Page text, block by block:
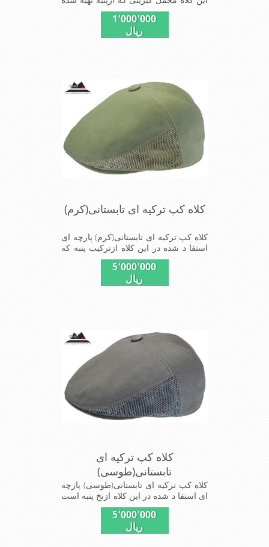
بسیار سبک و خوش فرم که بر روی سر به
طور کامل می نشیند1٬000٬000
ریال
کلاه کپ ترکیه ای تابستانی(کرم)
کلاه کپ ترکیه ای تابستانی(کرم) پارچه ای
استفا د شده در این کلاه ازترکیب پنبه که
پود پارچه است ونخ پلی سترکه تاراین
مدل ازپارچه راتشکیل میدهد شیک و
مناسب افراد خوش پوش جنس عالی
5٬000٬000
ریال
کلاه کپ ترکیه ای
تابستانی(طوسی)
کلاه کپ ترکیه ای تابستانی(طوسی) پازچه
ای استفا د شده در این کلاه ازنخ پنبه است
شیک و مناسب افراد خوش پوش جنس
عالی ,دوخت مناسب , سبکی, خوش فرمی
از دیگر خصوصیات این کلاه می باشند
5٬000٬000
ریال